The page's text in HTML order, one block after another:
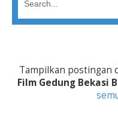
Tampilkan postingan
Film Gedung Bekasi